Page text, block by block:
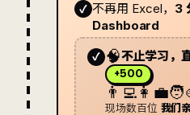
✓ 不再用 Excel， 3
Dashboard
✓ 🧠不止学习，
+500
现场数百位 我们